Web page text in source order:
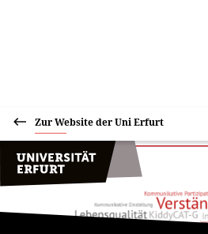
Zur Website der Uni Erfurt